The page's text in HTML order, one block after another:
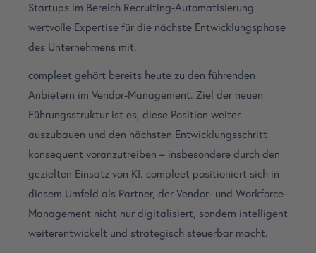
Startups im Bereich Recruiting-Automatisierung
wertvolle Expertise für die nächste Entwicklungsphase
des Unternehmens mit.
compleet gehört bereits heute zu den führenden
Anbietern im Vendor-Management. Ziel der neuen
Führungsstruktur ist es, diese Position weiter
auszubauen und den nächsten Entwicklungsschritt
konsequent voranzutreiben – insbesondere durch den
gezielten Einsatz von KI. compleet positioniert sich in
diesem Umfeld als Partner, der Vendor- und Workforce-
Management nicht nur digitalisiert, sondern intelligent
weiterentwickelt und strategisch steuerbar macht.